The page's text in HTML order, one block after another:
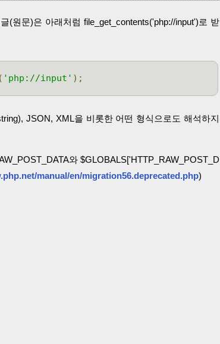
(원문)은 아래처럼 file_get_contents('php://input')로 받
( 'php://input' );
JSON, XML을 비롯한 어떤 형식으로도 해석하지
와 $GLOBALS['HTTP_RAW_POST_D
manual/en/migration56.deprecated.php)